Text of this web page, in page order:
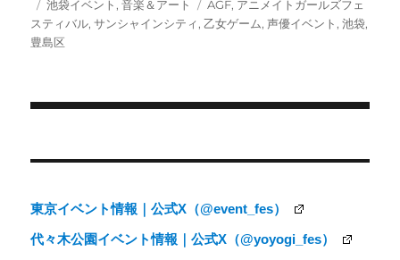
t
o
l
投
稿
日:
カ
テ
ゴ
池袋イベント ,音楽＆アート
タ
グ
AGF, アニメイトガールズフェ
スティバル,サンシャインシティ,乙女ゲーム,声優イベント ,池袋,
豊島区
稿
ビ
ゲ
東京イベント情報｜公式X（@event_fes）
代々木公園イベント情報｜公式X（@yoyogi_fes）